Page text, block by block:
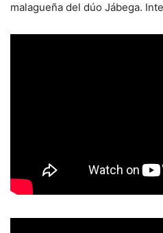
malagueña del dúo Jábega.